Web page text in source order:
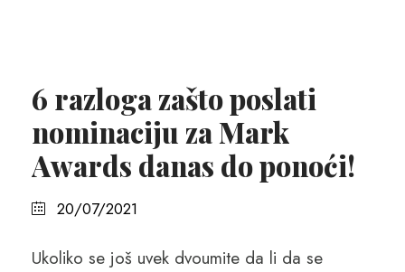
6 razloga zašto poslati
nominaciju za Mark
Awards danas do ponoći!
20/07/2021
Ukoliko se još uvek dvoumite da li da se